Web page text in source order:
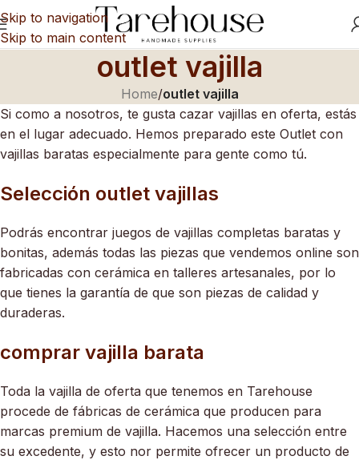
Skip to navigation
Skip to main content
outlet vajilla
Home/outlet vajilla
Si como a nosotros, te gusta cazar vajillas en oferta, estás
en el lugar adecuado. Hemos preparado este Outlet con
vajillas baratas especialmente para gente como tú.
Selección outlet vajillas
Podrás encontrar juegos de vajillas completas baratas y
bonitas, además todas las piezas que vendemos online son
fabricadas con cerámica en talleres artesanales, por lo
que tienes la garantía de que son piezas de calidad y
duraderas.
comprar vajilla barata
Toda la vajilla de oferta que tenemos en Tarehouse
procede de fábricas de cerámica que producen para
marcas premium de vajilla. Hacemos una selección entre
su excedente, y esto nor permite ofrecer un producto de